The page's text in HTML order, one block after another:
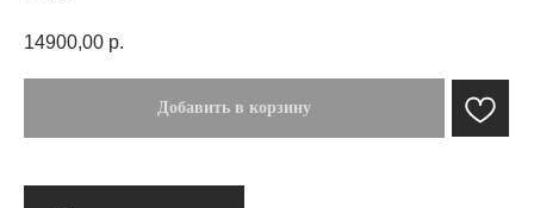
14900,00 р.
Добавить в корзину